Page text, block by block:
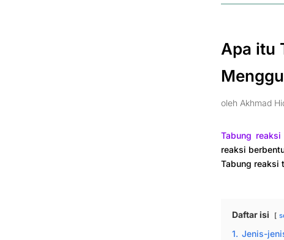
Apa itu
oleh Akhmad
Tabung reaksi
reaksi
Tabung reaksi
Daftar isi
1. Jenis-